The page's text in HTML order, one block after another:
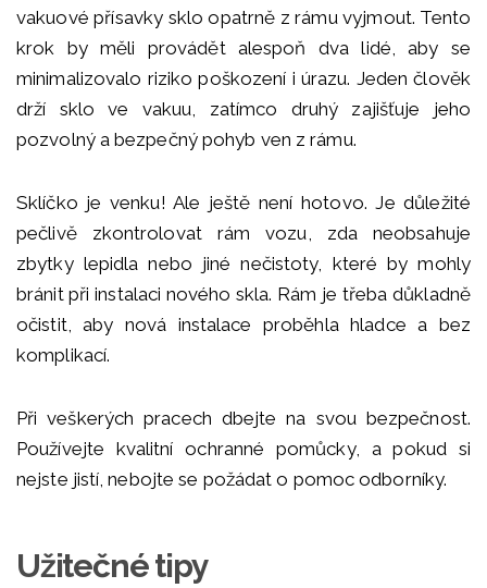
vakuové přísavky sklo opatrně z rámu vyjmout. Tento
krok by měli provádět alespoň dva lidé, aby se
minimalizovalo riziko poškození i úrazu. Jeden člověk
drží sklo ve vakuu, zatímco druhý zajišťuje jeho
pozvolný a bezpečný pohyb ven z rámu.
Sklíčko je venku! Ale ještě není hotovo. Je důležité
pečlivě zkontrolovat rám vozu, zda neobsahuje
zbytky lepidla nebo jiné nečistoty, které by mohly
bránit při instalaci nového skla. Rám je třeba důkladně
očistit, aby nová instalace proběhla hladce a bez
komplikací.
Při veškerých pracech dbejte na svou bezpečnost.
Používejte kvalitní ochranné pomůcky, a pokud si
nejste jistí, nebojte se požádat o pomoc odborníky.
Užitečné tipy